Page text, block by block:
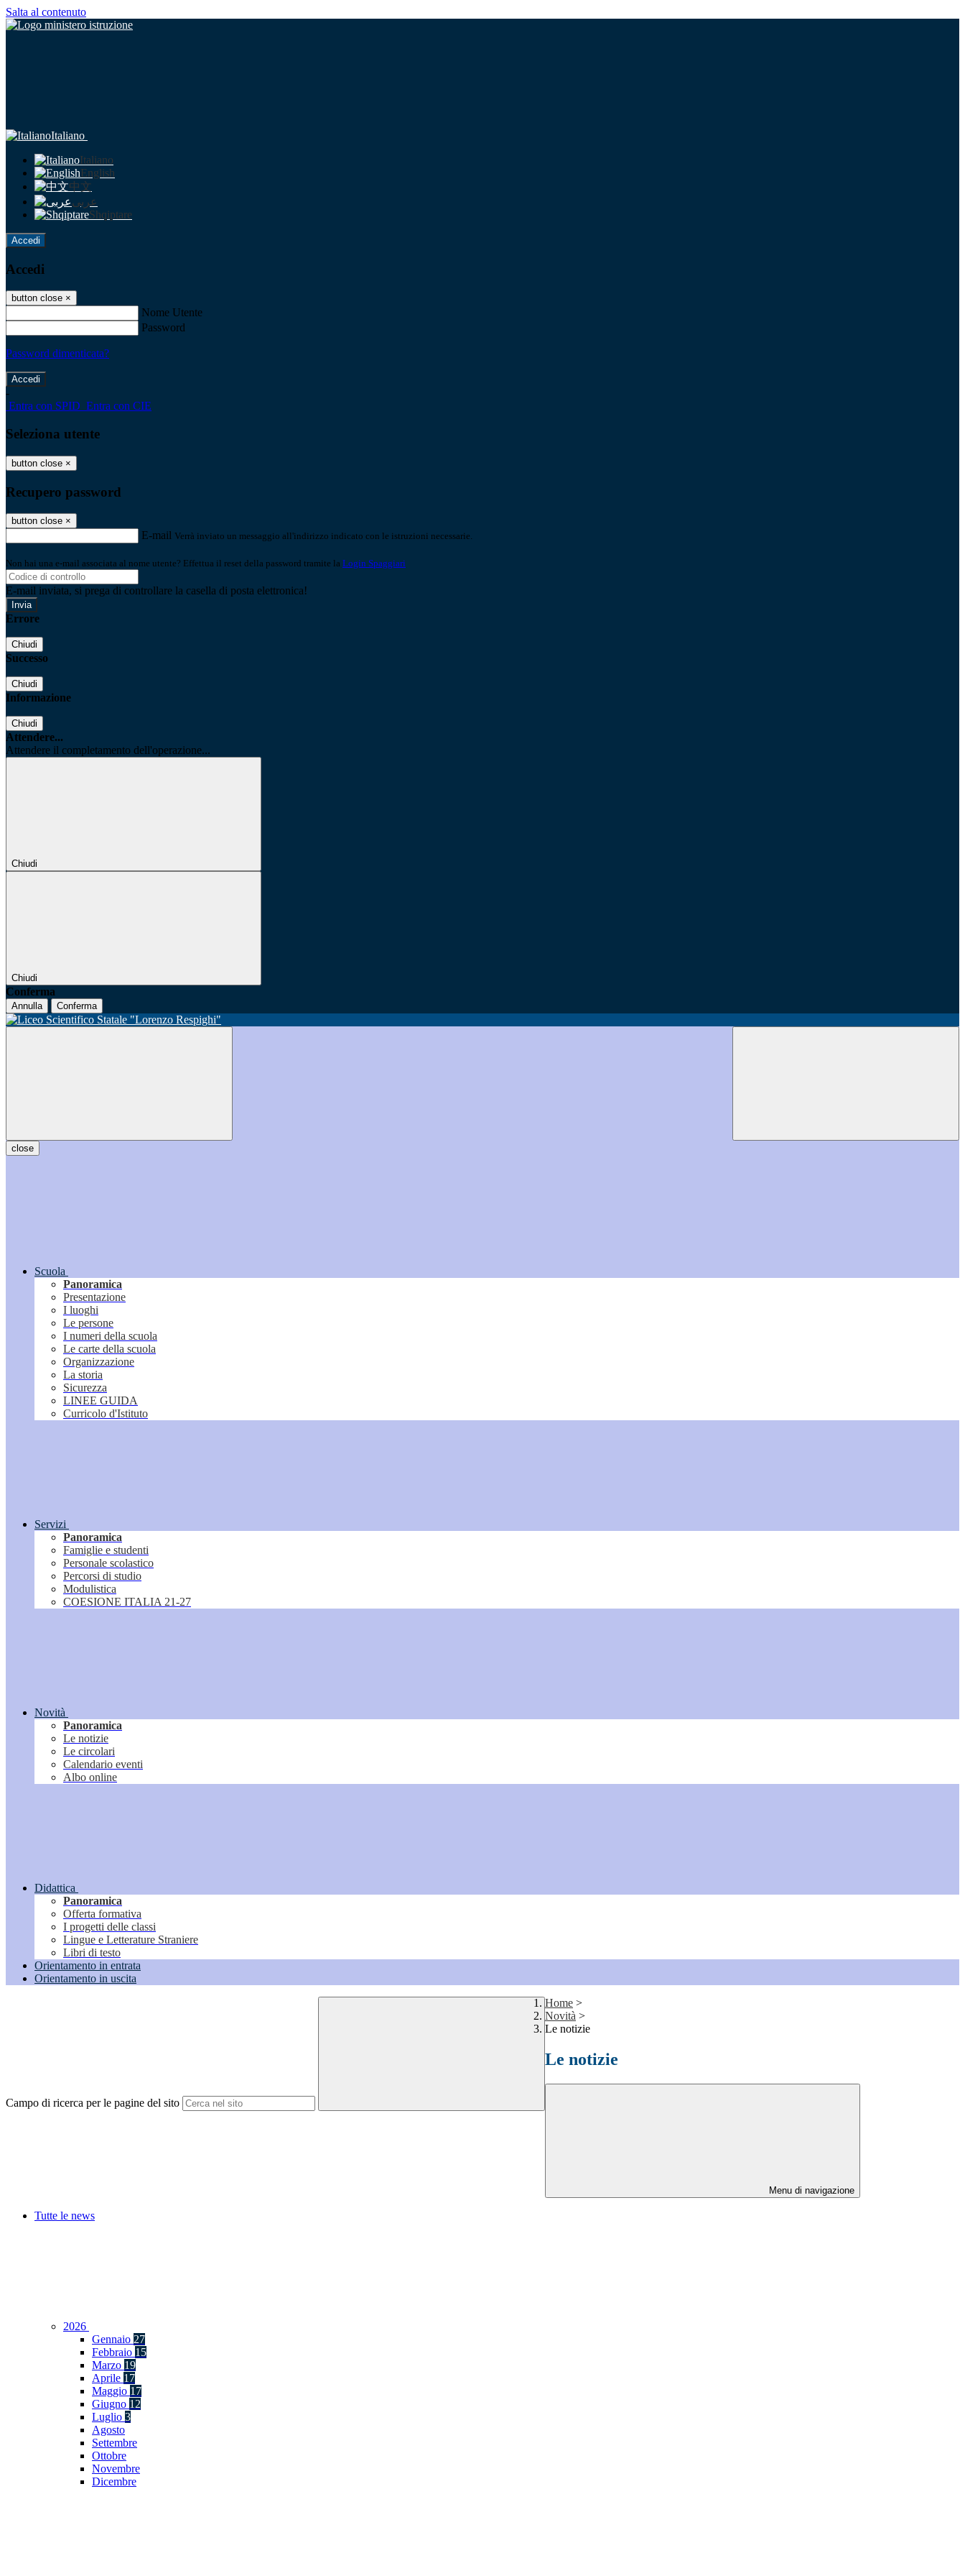
Salta al contenuto
Italiano
Italiano
English
中文
عربى
Shqiptare
Accedi
Accedi
button close ×
Nome Utente
Password
Password dimenticata?
-
Entra con SPID Entra con CIE
Seleziona utente
button close ×
Recupero password
button close ×
E-mail Verrà inviato un messaggio all'indirizzo indicato con le istruzioni necessarie.
Non hai una e-mail associata al nome utente? Effettua il reset della password tramite la Login Spaggiari
E-mail inviata, si prega di controllare la casella di posta elettronica!
Errore
Chiudi
Successo
Chiudi
Informazione
Chiudi
Attendere...
Attendere il completamento dell'operazione...
Chiudi
Chiudi
Conferma
Annulla Conferma
close
Scuola
Panoramica
Presentazione
I luoghi
Le persone
I numeri della scuola
Le carte della scuola
Organizzazione
La storia
Sicurezza
LINEE GUIDA
Curricolo d'Istituto
Servizi
Panoramica
Famiglie e studenti
Personale scolastico
Percorsi di studio
Modulistica
COESIONE ITALIA 21-27
Novità
Panoramica
Le notizie
Le circolari
Calendario eventi
Albo online
Didattica
Panoramica
Offerta formativa
I progetti delle classi
Lingue e Letterature Straniere
Libri di testo
Orientamento in entrata
Orientamento in uscita
Campo di ricerca per le pagine del sito
Home >
Novità >
Le notizie
Le notizie
Menu di navigazione
Tutte le news
2026
Gennaio 27
Febbraio 15
Marzo 19
Aprile 17
Maggio 17
Giugno 12
Luglio 3
Agosto
Settembre
Ottobre
Novembre
Dicembre